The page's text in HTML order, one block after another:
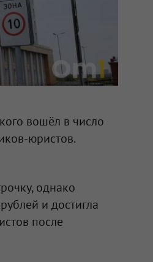
вошёл в число
юристов.
однако
и достигла
после